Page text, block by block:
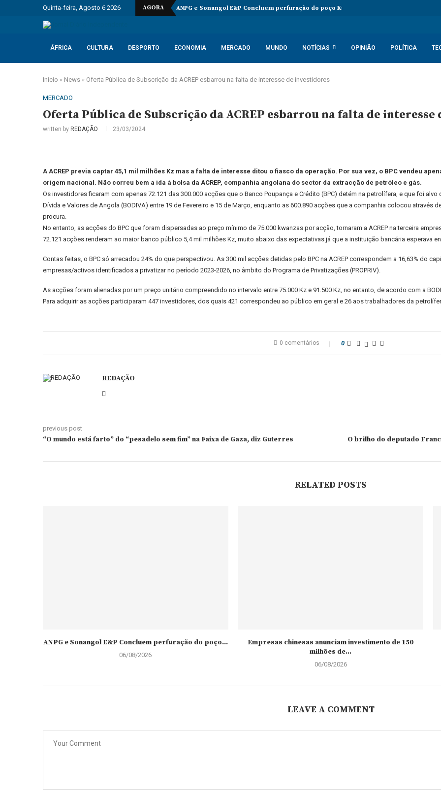
Quinta-feira, Agosto 6 2026 AGORA ANPG e Sonangol E&P Concluem perfuração do poço Katambi-2 do bloco 24 PIB
ÁFRICA CULTURA DESPORTO ECONOMIA MERCADO MUNDO NOTÍCIAS OPINIÃO POLÍTICA
Início » News » Oferta Pública de Subscrição da ACREP esbarrou na falta de interesse de investidores
MERCADO
Oferta Pública de Subscrição da ACREP esbarrou na falta de interesse
written by REDAÇÃO 23/03/2024
A ACREP previa captar 45,1 mil milhões Kz mas a falta de interesse ditou o fiasco da operação. Por sua vez, o BPC vendeu
origem nacional. Não correu bem a ida à bolsa da ACREP, companhia angolana do sector da extracção de petróleo e gás.
Os investidores ficaram com apenas 72.121 das 300.000 acções que o Banco Poupança e Crédito (BPC) detém na petrolífera, e que foi
Dívida e Valores de Angola (BODIVA) entre 19 de Fevereiro e 15 de Março, enquanto as 600.890 acções que a companhia colocou através
procura.
No entanto, as acções do BPC que foram dispersadas ao preço mínimo de 75.000 kwanzas por acção, tornaram a ACREP na terceira
72.121 acções renderam ao maior banco público 5,4 mil milhões Kz, muito abaixo das expectativas já que a instituição bancária esperava
Contas feitas, o BPC só arrecadou 24% do que perspectivou. As 300 mil acções detidas pelo BPC na ACREP correspondem a 16,63% do
empresas/activos identificados a privatizar no período 2023-2026, no âmbito do Programa de Privatizações (PROPRIV).
As acções foram alienadas por um preço unitário compreendido no intervalo entre 75.000 Kz e 91.500 Kz, no entanto, de acordo com a
Para adquirir as acções participaram 447 investidores, dos quais 421 correspondeu ao público em geral e 26 aos trabalhadores da
0 comentários 0
REDAÇÃO
previous post
“O mundo está farto” do “pesadelo sem fim” na Faixa de Gaza, diz Guterres
O brilho do deputado
RELATED POSTS
ANPG e Sonangol E&P Concluem perfuração do poço...
06/08/2026
Empresas chinesas anunciam investimento de 150
milhões de...
06/08/2026
LEAVE A COMMENT